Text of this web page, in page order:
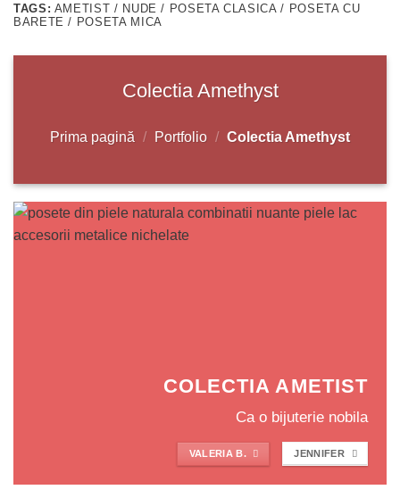
TAGS: AMETIST / NUDE / POSETA CLASICA / POSETA CU
BARETE / POSETA MICA
Colectia Amethyst
Prima pagină / Portfolio / Colectia Amethyst
COLECTIA AMETIST
Ca o bijuterie nobila
VALERIA B. JENNIFER